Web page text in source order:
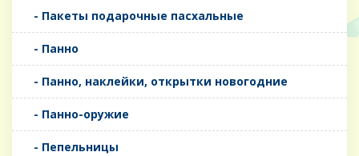
- Пакеты подарочные пасхальные
- Панно
- Панно, наклейки, открытки новогодние
- Панно-оружие
- Пепельницы